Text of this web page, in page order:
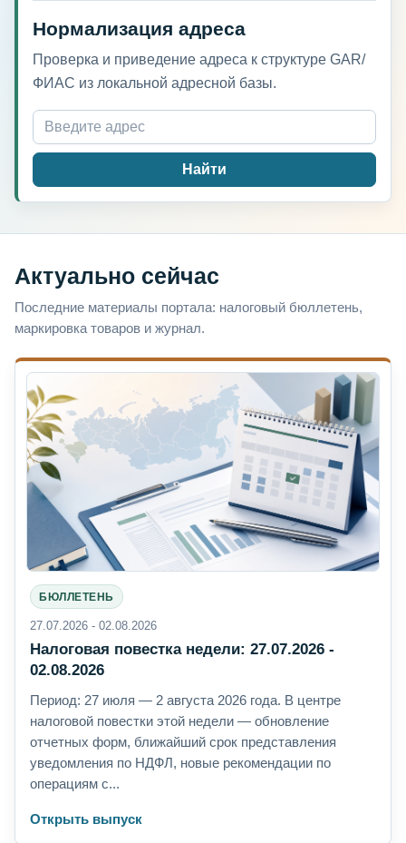
Нормализация адреса
Проверка и приведение адреса к структуре GAR/
ФИАС из локальной адресной базы.
Найти
Актуально сейчас
Последние материалы портала: налоговый бюллетень,
маркировка товаров и журнал.
БЮЛЛЕТЕНЬ
27.07.2026 - 02.08.2026
Налоговая повестка недели: 27.07.2026 -
02.08.2026
Период: 27 июля — 2 августа 2026 года. В центре
налоговой повестки этой недели — обновление
отчетных форм, ближайший срок представления
уведомления по НДФЛ, новые рекомендации по
операциям с...
Открыть выпуск